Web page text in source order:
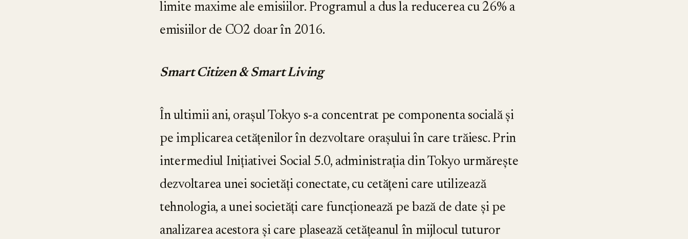
limite maxime ale emisiilor. Programul a dus la reducerea cu 26% a
emisiilor de CO2 doar în 2016.
Smart Citizen & Smart Living
În ultimii ani, orașul Tokyo s-a concentrat pe componenta socială și
pe implicarea cetățenilor în dezvoltare orașului în care trăiesc. Prin
intermediul Inițiativei Social 5.0, administrația din Tokyo urmărește
dezvoltarea unei societăți conectate, cu cetățeni care utilizează
tehnologia, a unei societăți care funcționează pe bază de date și pe
analizarea acestora și care plasează cetățeanul în mijlocul tuturor